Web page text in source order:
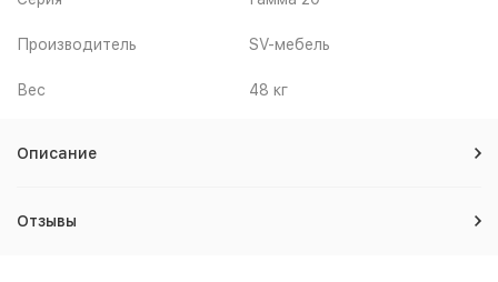
Производитель SV-мебель
Вес 48 кг
Описание
Отзывы